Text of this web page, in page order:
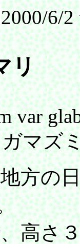
2000/6/2
リ
var
マズ
の日
さ３